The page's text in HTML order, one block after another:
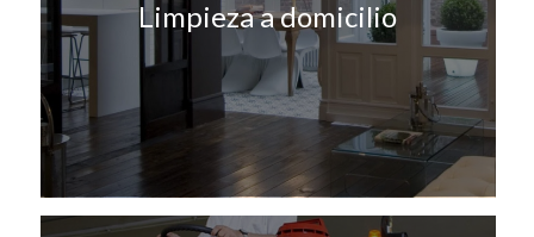
Limpieza a domicilio